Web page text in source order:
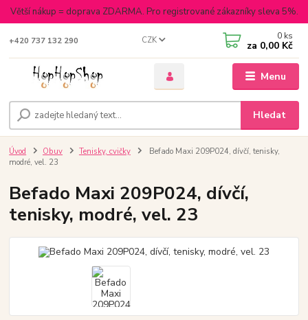
Větší nákup = doprava ZDARMA. Pro registrované zákazníky sleva 5%.
Menu
CZK
Hledat
+420 737 132 290 0 ks
za 0,00 Kč
Úvod Obuv Tenisky, cvičky
Befado Maxi 209P024, dívčí, tenisky,
modré, vel. 23
Befado Maxi 209P024, dívčí,
tenisky, modré, vel. 23